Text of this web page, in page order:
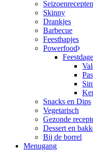
Seizoenrecepten
Skinny
Drankjes
Barbecue
Feesthapjes
Powerfood
Snacks en Dips
Vegetarisch
Gezonde
Dessert en
Bij de borrel
Menugang